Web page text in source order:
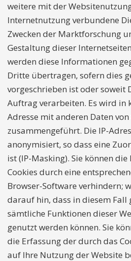
weitere mit der
Internetnutzung verbundene
Zwecken der Marktforschung
Gestaltung dieser
werden diese Informationen
Dritte übertragen, sofern dies
vorgeschrieben ist oder soweit
Auftrag verarbeiten. Es wird in
Adresse mit anderen Daten von
zusammengeführt. Die IP-
anonymisiert, so dass eine
ist (IP-Masking). Sie können
Cookies durch eine
Browser-Software verhindern;
darauf hin, dass in diesem Fall
sämtliche Funktionen dieser
genutzt werden können. Sie
die Erfassung der durch das
auf Ihre Nutzung der Website